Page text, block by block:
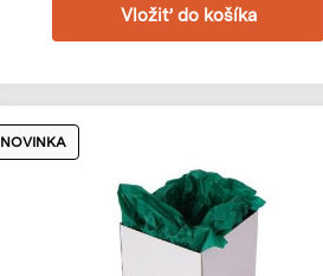
NOVINKA